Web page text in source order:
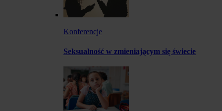
Konferencje
Seksualność w zmieniającym się świecie